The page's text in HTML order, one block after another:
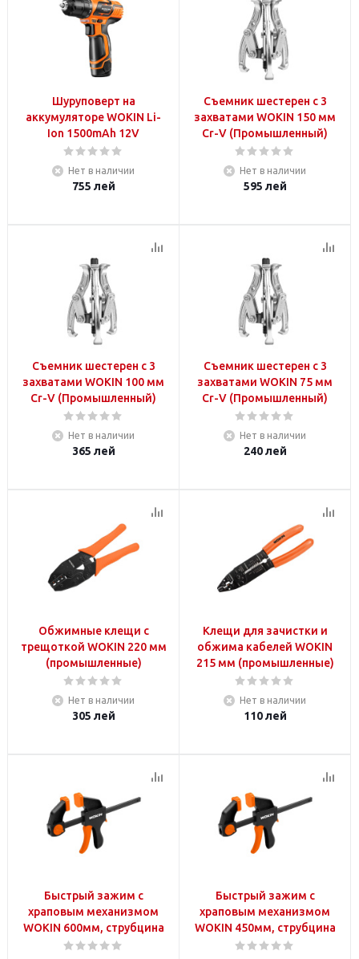
Шуруповерт на
аккумуляторе WOKIN Li-
Ion 1500mAh 12V
Нет в наличии
755 лей
Съемник шестерен с 3
захватами WOKIN 150 мм
Cr-V (Промышленный)
Нет в наличии
595 лей
Съемник шестерен с 3
захватами WOKIN 100 мм
Cr-V (Промышленный)
Нет в наличии
365 лей
Съемник шестерен с 3
захватами WOKIN 75 мм
Cr-V (Промышленный)
Нет в наличии
240лей
Обжимные клещи с
трещоткой WOKIN 220 мм
(промышленные)
Нет в наличии
305 лей
Клещи для зачистки и
обжима кабелей WOKIN
215 мм (промышленные)
Нет в наличии
110лей
Быстрый зажим с
храповым механизмом
WOKIN 600мм, струбцина
Быстрый зажим с
храповым механизмом
WOKIN 450мм, струбцина